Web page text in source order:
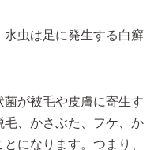
虫は足に発生する白癬
が被毛や皮膚に寄生す
、かさぶた、フケ、か
になります。つまり、